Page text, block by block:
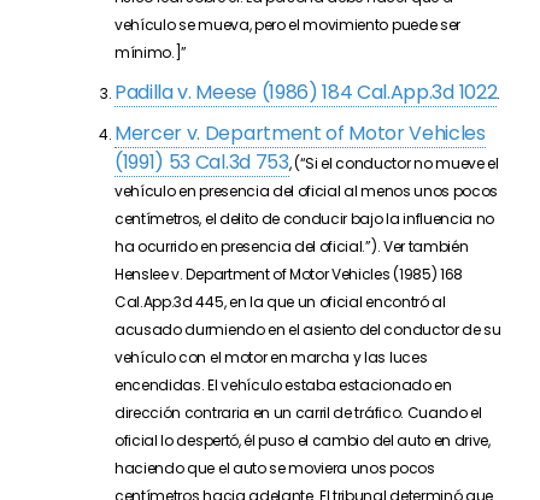
vehículo se mueva, pero el movimiento puede ser
mínimo.]”
Padilla v. Meese (1986) 184 Cal.App.3d 1022.
Mercer v. Department of Motor Vehicles
(1991) 53 Cal.3d 753, (“Si el conductor no mueve el
vehículo en presencia del oficial al menos unos pocos
centímetros, el delito de conducir bajo la influencia no
ha ocurrido en presencia del oficial.”). Ver también
Henslee v. Department of Motor Vehicles (1985) 168
Cal.App.3d 445, en la que un oficial encontró al
acusado durmiendo en el asiento del conductor de su
vehículo con el motor en marcha y las luces
encendidas. El vehículo estaba estacionado en
dirección contraria en un carril de tráfico. Cuando el
oficial lo despertó, él puso el cambio del auto en drive,
haciendo que el auto se moviera unos pocos
centímetros hacia adelante. El tribunal determinó que